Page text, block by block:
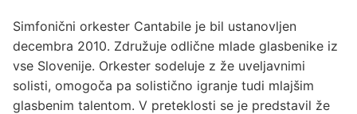
Simfonični orkester Cantabile je bil ustanovljen
decembra 2010. Združuje odlične mlade glasbenike iz
vse Slovenije. Orkester sodeluje z že uveljavnimi
solisti, omogoča pa solistično igranje tudi mlajšim
glasbenim talentom. V preteklosti se je predstavil že